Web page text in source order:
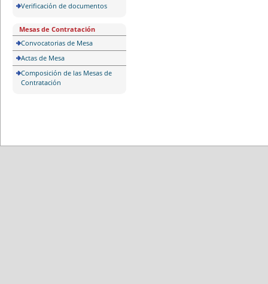
Verificación de documentos
Mesas de Contratación
Convocatorias de Mesa
Actas de Mesa
Composición de las Mesas de
Contratación